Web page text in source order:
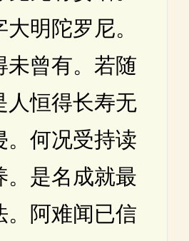
明陀罗尼。
未曾有。若随
人恒得长寿无
。何况受持读
。是名成就最
。阿难闻已信